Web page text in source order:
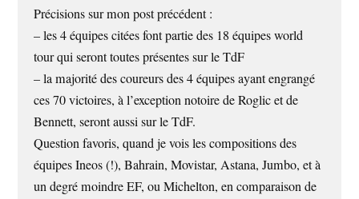
Précisions sur mon post précédent :
– les 4 équipes citées font partie des 18 équipes world
tour qui seront toutes présentes sur le TdF
– la majorité des coureurs des 4 équipes ayant engrangé
ces 70 victoires, à l’exception notoire de Roglic et de
Bennett, seront aussi sur le TdF.
Question favoris, quand je vois les compositions des
équipes Ineos (!), Bahrain, Movistar, Astana, Jumbo, et à
un degré moindre EF, ou Michelton, en comparaison de